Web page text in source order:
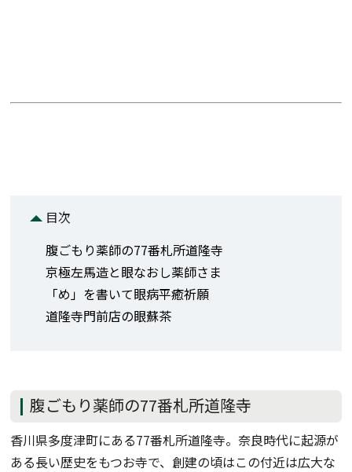
目次
腹ごもり薬師の77番札所道隆寺
京極左馬造と眼なおし薬師さま
「め」を書いて眼病平癒祈願
道隆寺門前店の眼蘇茶
腹ごもり薬師の77番札所道隆寺
香川県多度津町にある77番札所道隆寺。奈良時代に起源が
ある長い歴史をもつお寺で、創建の頃はこの付近は広大な